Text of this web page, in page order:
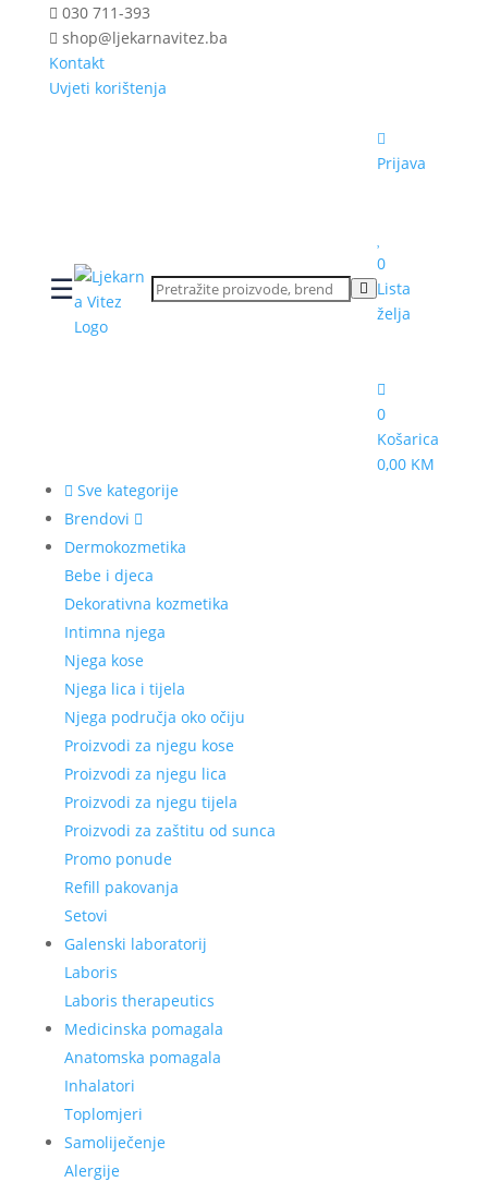
030 711-393
shop@ljekarnavitez.ba
Kontakt
Uvjeti korištenja
☰
Prijava
0
Lista
želja
0
Košarica
0,00 KM
Sve kategorije
Brendovi
Dermokozmetika
Bebe i djeca
Dekorativna kozmetika
Intimna njega
Njega kose
Njega lica i tijela
Njega područja oko očiju
Proizvodi za njegu kose
Proizvodi za njegu lica
Proizvodi za njegu tijela
Proizvodi za zaštitu od sunca
Promo ponude
Refill pakovanja
Setovi
Galenski laboratorij
Laboris
Laboris therapeutics
Medicinska pomagala
Anatomska pomagala
Inhalatori
Toplomjeri
Samoliječenje
Alergije